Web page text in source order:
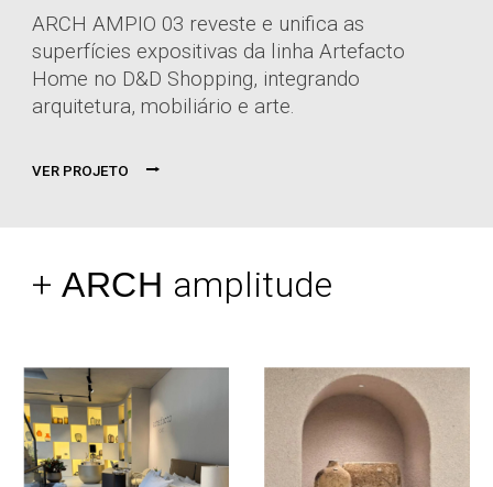
ARCH AMPIO 03 reveste e unifica as
superfícies expositivas da linha Artefacto
Home no D&D Shopping, integrando
arquitetura, mobiliário e arte.
VER PROJETO ⭢
+ARCH amplitude